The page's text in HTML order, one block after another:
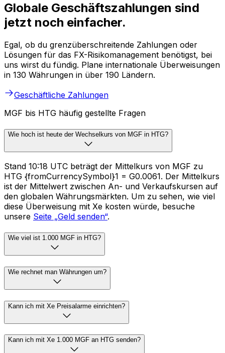
Globale Geschäftszahlungen sind
jetzt noch einfacher.
Egal, ob du grenzüberschreitende Zahlungen oder
Lösungen für das FX-Risikomanagement benötigst, bei
uns wirst du fündig. Plane internationale Überweisungen
in 130 Währungen in über 190 Ländern.
Geschäftliche Zahlungen
MGF bis HTG häufig gestellte Fragen
Wie hoch ist heute der Wechselkurs von MGF in HTG?
Stand 10:18 UTC beträgt der Mittelkurs von MGF zu
HTG {fromCurrencySymbol}1 = G0.0061. Der Mittelkurs
ist der Mittelwert zwischen An- und Verkaufskursen auf
den globalen Währungsmärkten. Um zu sehen, wie viel
diese Überweisung mit Xe kosten würde, besuche
unsere Seite „Geld senden“.
Wie viel ist 1.000 MGF in HTG?
Wie rechnet man Währungen um?
Kann ich mit Xe Preisalarme einrichten?
Kann ich mit Xe 1.000 MGF an HTG senden?